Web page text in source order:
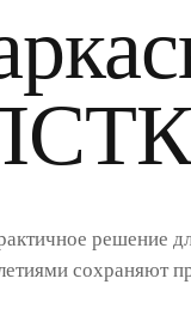
решение
сохраняют